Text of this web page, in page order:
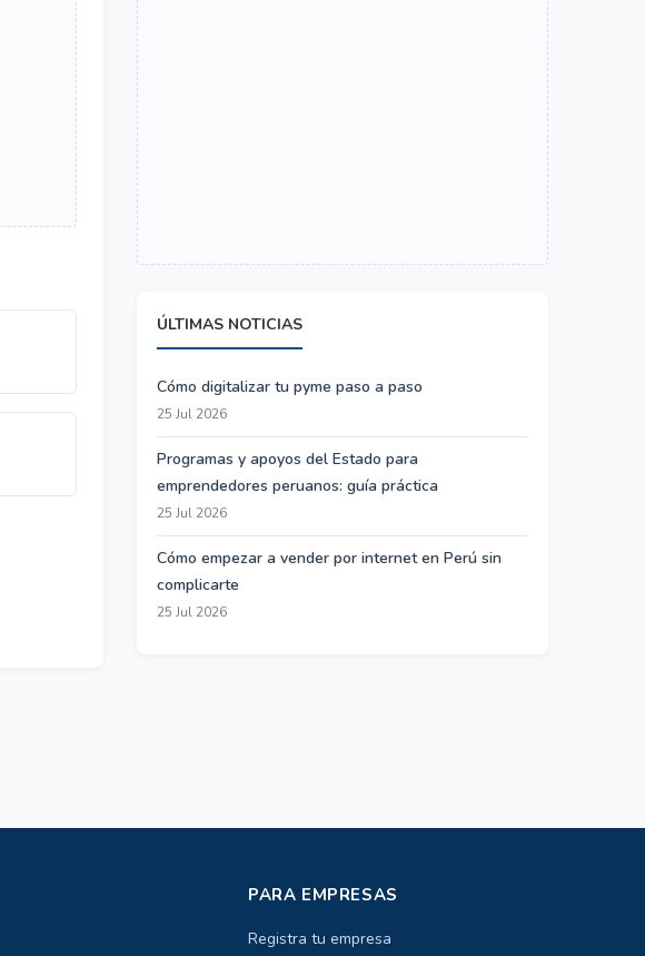
ÚLTIMAS NOTICIAS
Cómo digitalizar tu pyme paso a paso
25 Jul 2026
Programas y apoyos del Estado para
emprendedores peruanos: guía práctica
25 Jul 2026
Cómo empezar a vender por internet en Perú sin
complicarte
25 Jul 2026
PARA EMPRESAS
Registra tu empresa